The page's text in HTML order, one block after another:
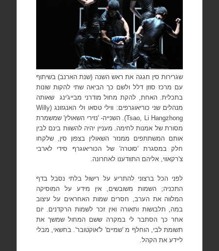
שגרירות סין חגגה את ראש השנה (שנת הארנב) בשיתוף
עם מרכז סוזן דלל ולשם כך הביאה שתי להקות שונות
בתכלית. האחת, להקת מחול מודרני מבייג'ינג
שאותה
מנהלים שני כוריאוגרפים: ווילי טסאו ולי האנגזונג (Willy
Tsao, Li Hangzhong). השנייה- 'נזירי השאולין' שמשמרת
מסורת של אמנות לחימה. מעניין יהיה להשוות בינם לבין
אותם המשתתפים ממנזר השאולין בצפון סין, שלקחו
חלק במסגרת 'סוטרה' של הכוריאוגרף סידי לארבי
צ'רקאווי, אליהם התוודענו לאחרונה.
לפני הכל ברצוני להתריע על רישול בלתי נסבל בדף
התכניה; השמות משובשים, אין מידע על המוסיקה
המלווה את הערב, חסרים שמות האחראים על עיצוב
במה, תלבושות ותאורה ואין זכר לשמות הרקדנים. יום
אחר כך הסתבר לי במקרה ששם המחול שמשך את
תשומת לבי, הוחלף מ 'שמיים' ל'אוקטובר'. בחשאי, מבלי
ליידע את הקהל.